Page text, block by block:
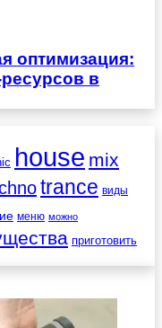
оптимизация:
в
house mix
trance виды
меню можно
приготовить